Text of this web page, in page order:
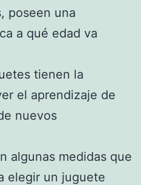
poseen una
a qué edad va
tienen la
el aprendizaje de
nuevos
algunas medidas que
elegir un juguete